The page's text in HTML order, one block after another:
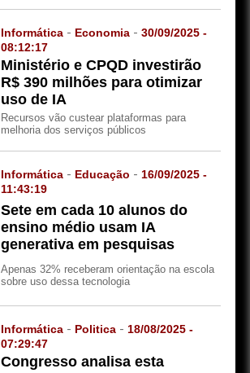
Informática - Economia -30/09/2025 -
08:12:17
Ministério e CPQD investirão
R$ 390 milhões para otimizar
uso de IA
Recursos vão custear plataformas para
melhoria dos serviços públicos
Informática - Educação - 16/09/2025 -
11:43:19
Sete em cada 10 alunos do
ensino médio usam IA
generativa em pesquisas
Apenas 32% receberam orientação na escola
sobre uso dessa tecnologia
Informática - Politica - 18/08/2025 -
07:29:47
Congresso analisa esta